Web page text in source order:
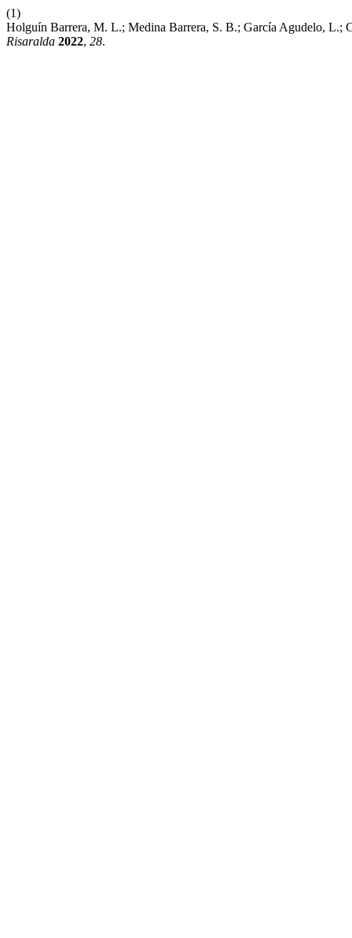
(1)
Holguín Barrera, M. L.; Medina Barrera, S. B.; García Agudelo, L.;
Risaralda 2022, 28.